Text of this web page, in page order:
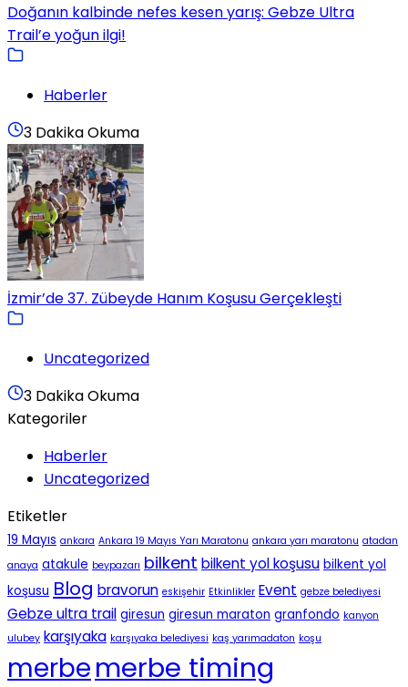
Doğanın kalbinde nefes kesen yarış: Gebze Ultra
Trail’e yoğun ilgi!
Haberler
3 Dakika Okuma
İzmir’de 37. Zübeyde Hanım Koşusu Gerçekleşti
Uncategorized
3 Dakika Okuma
Kategoriler
Haberler
Uncategorized
Etiketler
19 Mayıs ankara Ankara 19 Mayıs Yarı Maratonu ankara yarı maratonu atadan
anaya atakule beypazarı bilkent bilkent yol koşusu bilkent yol
koşusu Blog bravorun eskişehir Etkinlikler Event gebze belediyesi
Gebze ultra trail giresun giresun maraton granfondo kanyon
ulubey karşıyaka karşıyaka belediyesi kaş yarımadaton koşu
merbemerbe timing